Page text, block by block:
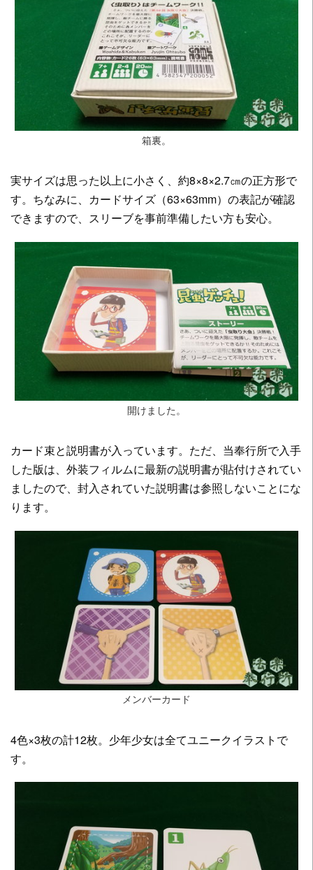
箱裏。
実サイズは思った以上に小さく、約8×8×2.7㎝の正方形で
す。ちなみに、カードサイズ（63×63mm）の表記が確認
できますので、スリーブを事前準備したい方も安心。
開けました。
カード束と説明書が入っています。ただ、当奉行所で入手
した版は、外装フィルムに最新の説明書が貼付けされてい
ましたので、封入されていた説明書は参照しないことにな
ります。
メンバーカード
4色×3枚の計12枚。少年少女は全てユニークイラストで
す。